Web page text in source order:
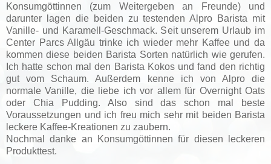
Konsumgöttinnen (zum Weitergeben an Freunde) und
darunter lagen die beiden zu testenden Alpro Barista mit
Vanille- und Karamell-Geschmack. Seit unserem Urlaub im
Center Parcs Allgäu trinke ich wieder mehr Kaffee und da
kommen diese beiden Barista Sorten natürlich wie gerufen.
Ich hatte schon mal den Barista Kokos und fand den richtig
gut vom Schaum. Außerdem kenne ich von Alpro die
normale Vanille, die liebe ich vor allem für Overnight Oats
oder Chia Pudding. Also sind das schon mal beste
Voraussetzungen und ich freu mich sehr mit beiden Barista
leckere Kaffee-Kreationen zu zaubern.
Nochmal danke an Konsumgöttinnen für diesen leckeren
Produkttest.